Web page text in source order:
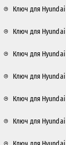
Ключ для Hyundai
Ключ для Hyundai
Ключ для Hyundai
Ключ для Hyundai
Ключ для Hyundai
Ключ для Hyundai